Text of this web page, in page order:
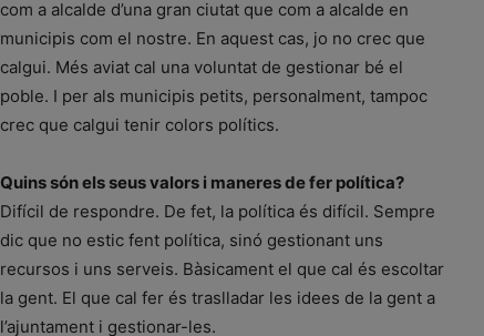
com a alcalde d’una gran ciutat que com a alcalde en
municipis com el nostre. En aquest cas, jo no crec que
calgui. Més aviat cal una voluntat de gestionar bé el
poble. I per als municipis petits, personalment, tampoc
crec que calgui tenir colors polítics.
Quins són els seus valors i maneres de fer política?
Difícil de respondre. De fet, la política és difícil. Sempre
dic que no estic fent política, sinó gestionant uns
recursos i uns serveis. Bàsicament el que cal és escoltar
la gent. El que cal fer és traslladar les idees de la gent a
l’ajuntament i gestionar-les.